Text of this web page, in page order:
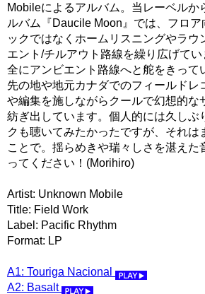
Mobileによるアルバム。当レーベルか
ルバム『Daucile Moon』では、フロア
ックではなくホームリスニングやラウ
エント/チルアウト路線を繰り広げて
全にアンビエント路線へと舵をきって
先の地や地元カナダでのフィールドレ
や編集を施しながらクールで幻想的な
紡ぎ出しています。個人的には久しぶ
クも聴いてみたかったですが、それは
ことで。揺らめきや瑞々しさを湛えた
ってください！(Morihiro)
Artist: Unknown Mobile
Title: Field Work
Label: Pacific Rhythm
Format: LP
A1: Touriga Nacional
A2: Basalt